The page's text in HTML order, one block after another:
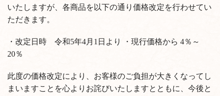
いたしますが、各商品を以下の通り価格改定を行わせてい
ただきます。
・改定日時 令和5年4月1日より
・現行価格から 4％～
20％
此度の価格改定により、お客様のご負担が大きくなってし
まいますことを心よりお詫びいたしますとともに、今後と